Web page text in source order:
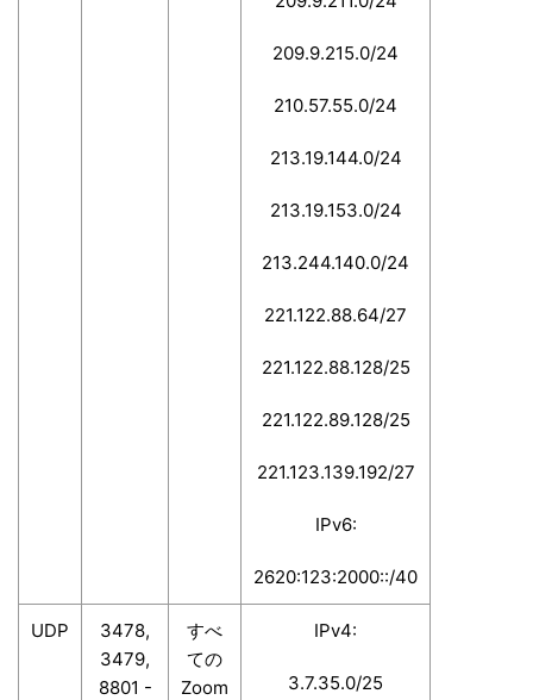
209.9.215.0/24
210.57.55.0/24
213.19.144.0/24
213.19.153.0/24
213.244.140.0/24
221.122.88.64/27
221.122.88.128/25
221.122.89.128/25
221.123.139.192/27
IPv6:
2620:123:2000::/40
UDP
3478,
3479,
8801 -
すべ
ての
Zoom
IPv4:
3.7.35.0/25